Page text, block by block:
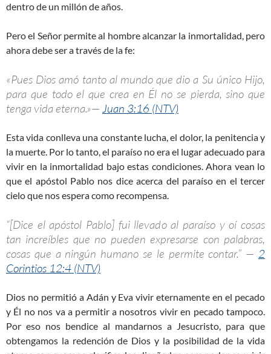
dentro de un millón de años.
Pero el Señor permite al hombre alcanzar la inmortalidad, pero
ahora debe ser a través de la fe:
«Pues Dios amó tanto al mundo que dio a Su único Hijo,
para que todo el que crea en Él no se pierda, sino que
tenga vida eterna.»— Juan 3:16 (NTV)
Esta vida conlleva una constante lucha, el dolor, la penitencia y
la muerte. Por lo tanto, el paraíso no era el lugar adecuado para
vivir en la inmortalidad bajo estas condiciones. Ahora vean lo
que el apóstol Pablo nos dice acerca del paraíso en el tercer
cielo que nos espera como recompensa.
“[Dice el apóstol Pablo] fui llevado al paraíso y oí cosas
tan increíbles que no pueden expresarse con palabras,
cosas que a ningún humano se le permite contar.” — 2
Corintios 12:4 (NTV)
Dios no permitió a Adán y Eva vivir eternamente en el pecado
y Él no nos va a permitir a nosotros vivir en pecado tampoco.
Por eso nos bendice al mandarnos a Jesucristo, para que
obtengamos la redención de Dios y la posibilidad de la vida